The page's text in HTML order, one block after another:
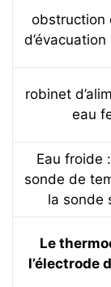
obstruction
robinet
eau
Eau froide
sonde de
la sonde
Le
l’électrode